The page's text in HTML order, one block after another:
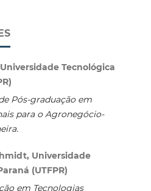
Tecnológica
Pós-graduação em
para o Agronegócio-
Universidade
(UTFPR)
em Tecnologias